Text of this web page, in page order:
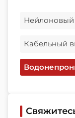
Нейлоновый
Кабельный